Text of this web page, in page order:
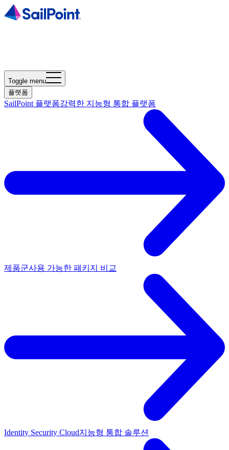
Toggle menu
플랫폼
SailPoint 플랫폼강력한 지능형 통합 플랫폼
제품군사용 가능한 패키지 비교
Identity Security Cloud지능형 통합 솔루션